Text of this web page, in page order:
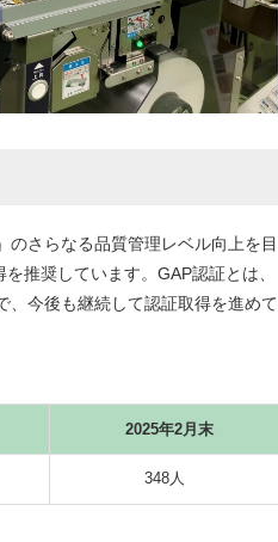
さらなる品質管理レベル向上を目
推奨しています。GAP認証とは、
、今後も継続して認証取得を進めて
2025年2月末
348人